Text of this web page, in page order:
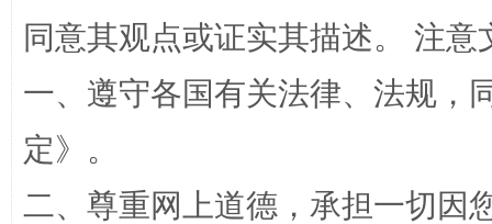
同意其观点或证实其描述。 注
一、遵守各国有关法律、法规，
定》。
二、尊重网上道德，承担一切因